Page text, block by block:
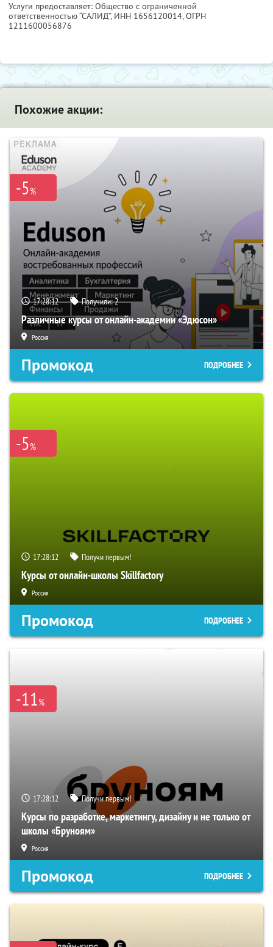
Услуги предоставляет: Общество с ограниченной
ответственностью “САЛИД”, ИНН 1656120014, ОГРН
1211600056876
Похожие акции:
-5%
17:28:11 Получили:2
Различные курсы от онлайн-академии «Эдюсон»
Россия
Промокод ПОДРОБНЕЕ
-5%
17:28:11 Получи первым!
Курсы от онлайн-школы Skillfactory
Россия
Промокод ПОДРОБНЕЕ
-11%
17:28:11 Получи первым!
Курсы по разработке, маркетингу, дизайну и не только от
школы «Бруноям»
Россия
Промокод ПОДРОБНЕЕ